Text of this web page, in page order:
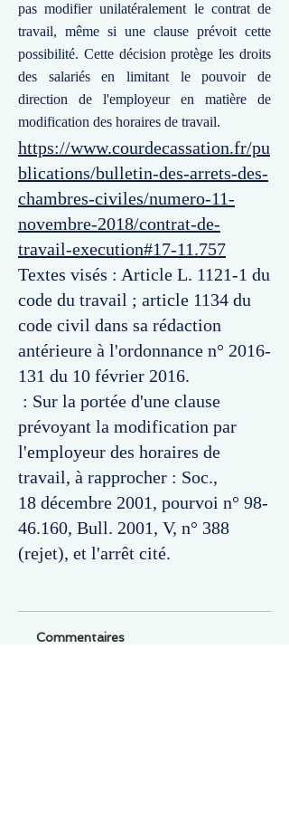
pas modifier unilatéralement le contrat de
travail, même si une clause prévoit cette
possibilité. Cette décision protège les droits
des salariés en limitant le pouvoir de
direction de l'employeur en matière de
modification des horaires de travail.
https://www.courdecassation.fr/pu
blications/bulletin-des-arrets-des-
chambres-civiles/numero-11-
novembre-2018/contrat-de-
travail-execution#17-11.757
Textes visés : Article L. 1121-1 du
code du travail ; article 1134 du
code civil dans sa rédaction
antérieure à l'ordonnance n° 2016-
131 du 10 février 2016.
: Sur la portée d'une clause
prévoyant la modification par
l'employeur des horaires de
travail, à rapprocher : Soc.,
18 décembre 2001, pourvoi n° 98-
46.160, Bull. 2001, V, n° 388
(rejet), et l'arrêt cité.
Commentaires